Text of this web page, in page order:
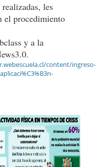
les
el procedimiento
y a la
content/ingreso-